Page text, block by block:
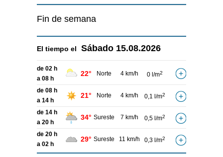
Fin de semana
El tiempo el Sábado 15.08.2026
de 02 h
a 08 h
22° Norte 4 km/h 0 l/m2
de 08 h
a 14 h
21° Norte 4 km/h 0,1 l/m2
de 14 h
a 20 h
34° Sureste 7 km/h 0,5 l/m2
de 20 h
a 02 h
29° Sureste 11 km/h 0,3 l/m2